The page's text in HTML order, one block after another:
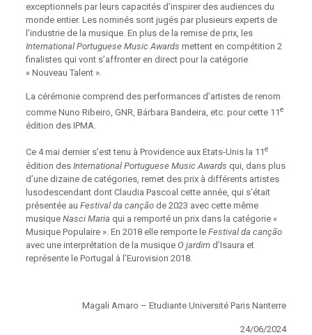
exceptionnels par leurs capacités d’inspirer des audiences du
monde entier. Les nominés sont jugés par plusieurs experts de
l’industrie de la musique. En plus de la remise de prix, les
International Portuguese Music Awards mettent en compétition 2
finalistes qui vont s’affronter en direct pour la catégorie
« Nouveau Talent ».
La cérémonie comprend des performances d’artistes de renom
comme Nuno Ribeiro, GNR, Bárbara Bandeira, etc. pour cette 11e
édition des IPMA.
Ce 4 mai dernier s’est tenu à Providence aux Etats-Unis la 11e
édition desInternational Portuguese Music Awards qui, dans plus
d’une dizaine de catégories, remet des prix à différents artistes
lusodescendant dont Claudia Pascoal cette année, qui s’était
présentée au Festival da cançãode 2023 avec cette même
musique Nasci Maria qui a remporté un prix dans la catégorie «
Musique Populaire ». En 2018 elle remporte leFestival da canção
avec une interprétation de la musique O jardimd’Isaura et
représente le Portugal à l’Eurovision 2018.
Magali Amaro – Etudiante Université Paris Nanterre
24/06/2024